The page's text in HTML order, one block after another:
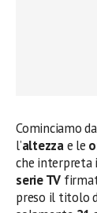
Cominciamo
l’altezzae le
che interpreta
serie TV
preso il titolo